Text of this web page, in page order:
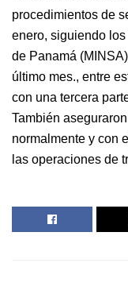
procedimientos de
enero, siguiendo
de Panamá
último mes., entre
con una tercera
También
normalmente y con
las operaciones de